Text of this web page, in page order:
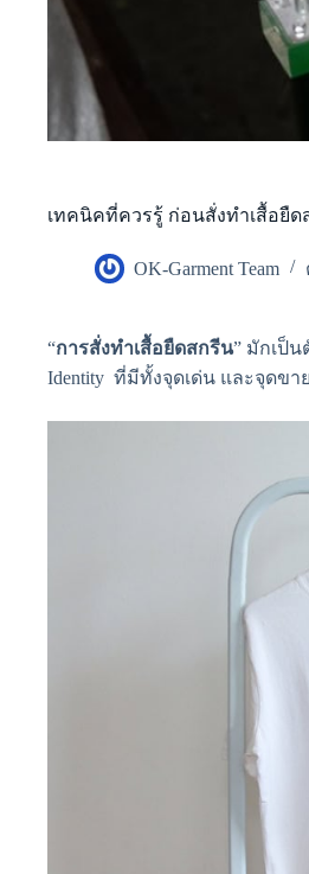
เทคนิคที่ควรรู้ ก่อนสั่งทำเสื้อยืด
OK-Garment Team
“การสั่งทำเสื้อยืดสกรีน” มักเป็
Identity ที่มีทั้งจุดเด่น และจุดขา